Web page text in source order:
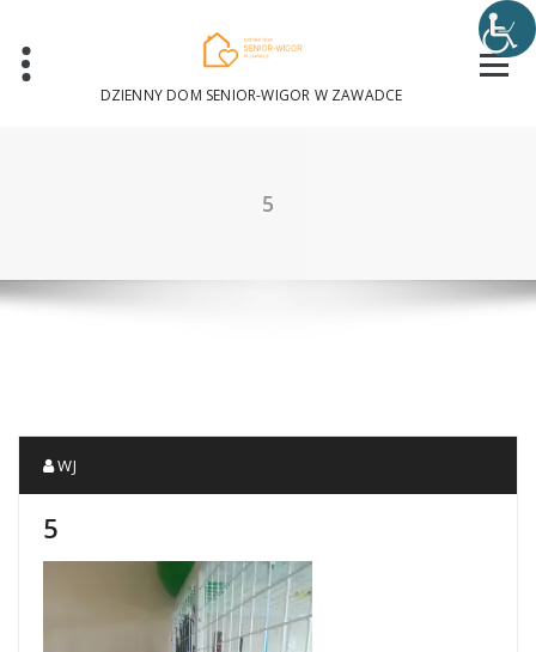
content
DZIENNY DOM SENIOR-WIGOR W ZAWADCE
5
WJ
5